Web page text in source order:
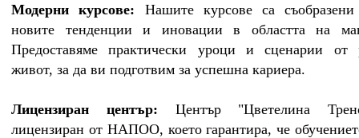
Модерни курсове: Нашите курсове са
новите тенденции и иновации в областта на
Предоставяме практически уроци и сценарии от
живот, за да ви подготвим за успешна кариера.
Лицензиран център: Център "Цветелина
лицензиран от НАПОО, което гарантира, че